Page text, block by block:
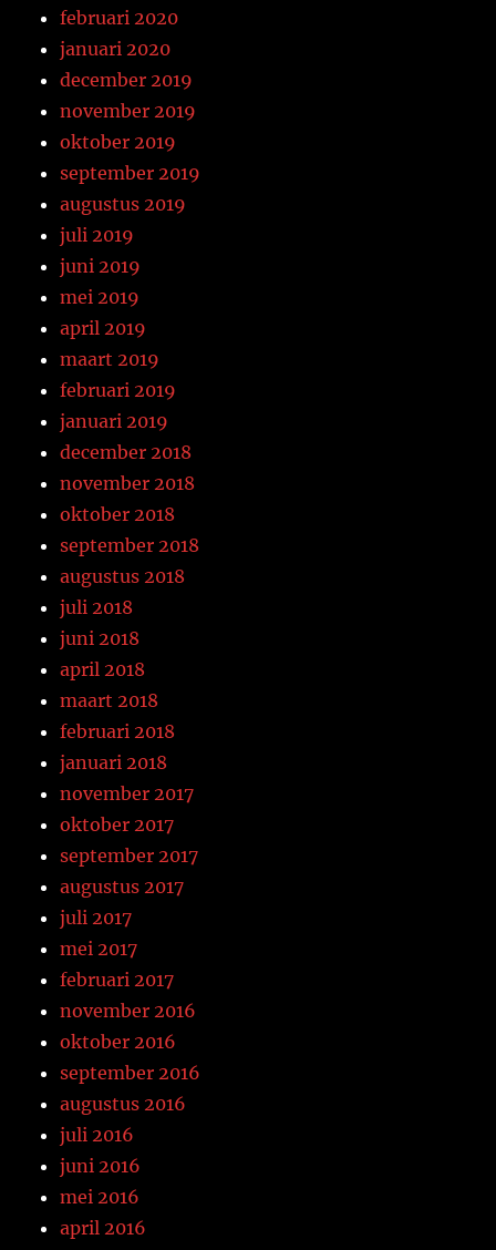
februari 2020
januari 2020
december 2019
november 2019
oktober 2019
september 2019
augustus 2019
juli 2019
juni 2019
mei 2019
april 2019
maart 2019
februari 2019
januari 2019
december 2018
november 2018
oktober 2018
september 2018
augustus 2018
juli 2018
juni 2018
april 2018
maart 2018
februari 2018
januari 2018
november 2017
oktober 2017
september 2017
augustus 2017
juli 2017
mei 2017
februari 2017
november 2016
oktober 2016
september 2016
augustus 2016
juli 2016
juni 2016
mei 2016
april 2016